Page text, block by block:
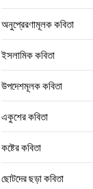
অনুপ্রেরণামূলক কবিতা
ইসলামিক কবিতা
উপদেশমূলক কবিতা
একুশের কবিতা
কষ্টের কবিতা
ছোটদের ছড়া কবিতা